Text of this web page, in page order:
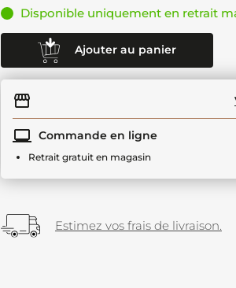
Disponible uniquement en retrait
Ajouter au panier
Commande en ligne
Retrait gratuit en magasin
Estimez vos frais de livraison.